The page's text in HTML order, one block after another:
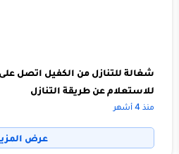
للاستعلام عن طريقة التنازل
منذ 4 أشهر
عرض